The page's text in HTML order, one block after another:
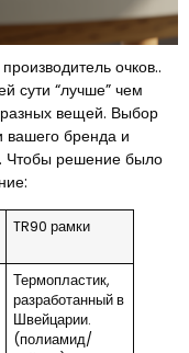
очков..
сути “лучше” чем
вещей. Выбор
вашего бренда и
Чтобы решение было
TR90 рамки
Термопластик,
разработанный в
Швейцарии.
(полиамид/